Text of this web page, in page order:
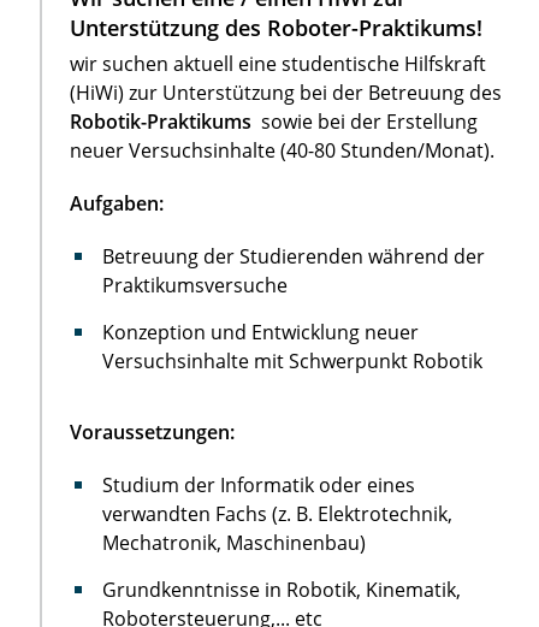
Unterstützung des Roboter-Praktikums!
wir suchen aktuell eine studentische Hilfskraft
(HiWi) zur Unterstützung bei der Betreuung des
Robotik-Praktikums sowie bei der Erstellung
neuer Versuchsinhalte (40-80 Stunden/Monat).
Aufgaben:
Betreuung der Studierenden während der
Praktikumsversuche
Konzeption und Entwicklung neuer
Versuchsinhalte mit Schwerpunkt Robotik
Voraussetzungen:
Studium der Informatik oder eines
verwandten Fachs (z. B. Elektrotechnik,
Mechatronik, Maschinenbau)
Grundkenntnisse in Robotik, Kinematik,
Robotersteuerung,... etc